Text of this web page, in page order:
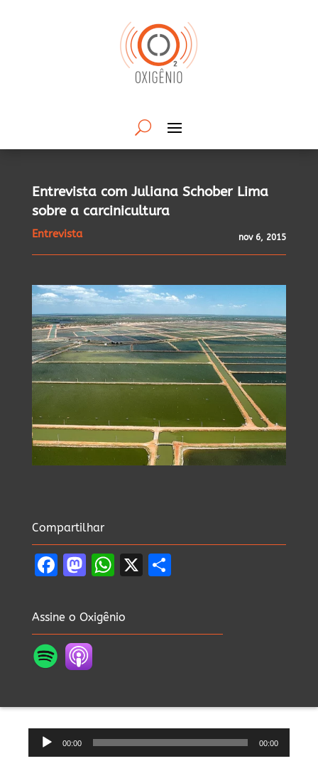
Entrevista com Juliana Schober Lima
sobre a carcinicultura
Entrevista nov 6, 2015
Compartilhar
Facebook
Mastodon
WhatsApp
X Share
Assine o Oxigênio
Tocador
de
00:00 00:00